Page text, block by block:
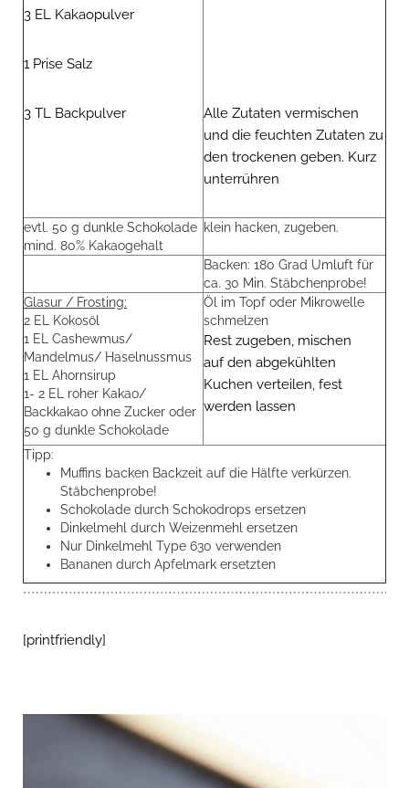
3 EL Kakaopulver
1 Prise Salz
3 TL Backpulver
Alle Zutaten vermischen
und die feuchten Zutaten zu
den trockenen geben. Kurz
unterrühren
evtl. 50 g dunkle Schokolade
mind. 80% Kakaogehalt
klein hacken, zugeben.
Backen: 180 Grad Umluft für
ca. 30 Min. Stäbchenprobe!
Glasur / Frosting:
2 EL Kokosöl
1 EL Cashewmus/
Mandelmus/ Haselnussmus
1 EL Ahornsirup
1- 2 EL roher Kakao/
Backkakao ohne Zucker oder
50 g dunkle Schokolade
Öl im Topf oder Mikrowelle
schmelzen
Rest zugeben, mischen
auf den abgekühlten
Kuchen verteilen, fest
werden lassen
Tipp:
Muffins backen Backzeit auf die Hälfte verkürzen.
Stäbchenprobe!
Schokolade durch Schokodrops ersetzen
Dinkelmehl durch Weizenmehl ersetzen
Nur Dinkelmehl Type 630 verwenden
Bananen durch Apfelmark ersetzten
[printfriendly]